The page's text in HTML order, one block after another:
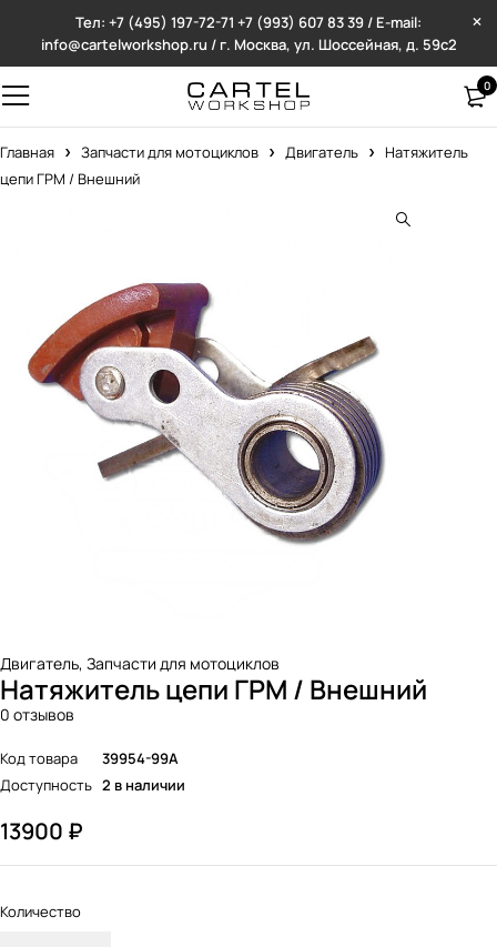
Тел: +7 (495) 197-72-71 +7 (993) 607 83 39 / E-mail:
info@cartelworkshop.ru / г. Москва, ул. Шоссейная, д. 59с2
0
Главная Запчасти для мотоциклов Двигатель
Натяжитель
цепи ГРМ / Внешний
Двигатель, Запчасти для мотоциклов
Натяжитель цепи ГРМ / Внешний
0 отзывов
Код товара
39954-99A
Доступность 2 в наличии
13900 ₽
Количество